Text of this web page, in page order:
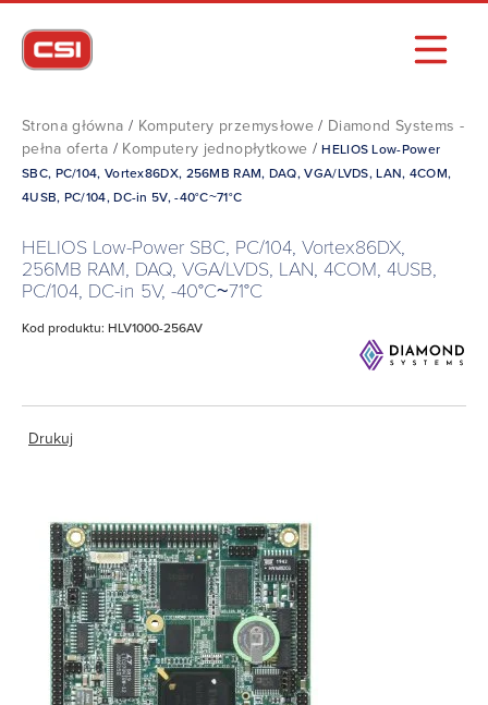
Strona główna / Komputery przemysłowe / Diamond Systems -
pełna oferta / Komputery jednopłytkowe /HELIOS Low-Power
SBC, PC/104, Vortex86DX, 256MB RAM, DAQ, VGA/LVDS, LAN, 4COM,
4USB, PC/104, DC-in 5V, -40°C~71°C
HELIOS Low-Power SBC, PC/104, Vortex86DX,
256MB RAM, DAQ, VGA/LVDS, LAN, 4COM, 4USB,
PC/104, DC-in 5V, -40°C~71°C
Kod produktu: HLV1000-256AV
Drukuj